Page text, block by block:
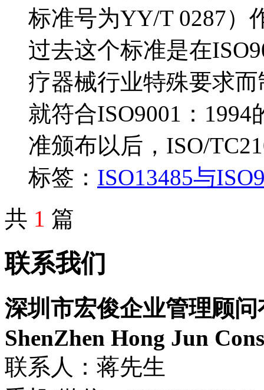
标准号为YY/T 0287）
过去这个标准是在
疗器械行业特殊要求
就符合ISO9001：1994
准颁布以后，ISO/
标签： ISO13485与
共 1 篇
联系我们
深圳市宏俊企业管理顾
ShenZhen Hong Jun
联系人：蒋先生